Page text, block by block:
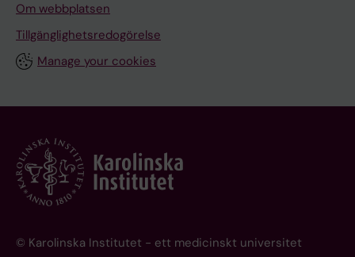
Om webbplatsen
Tillgänglighetsredogörelse
Manage your cookies
© Karolinska Institutet - ett medicinskt universitet